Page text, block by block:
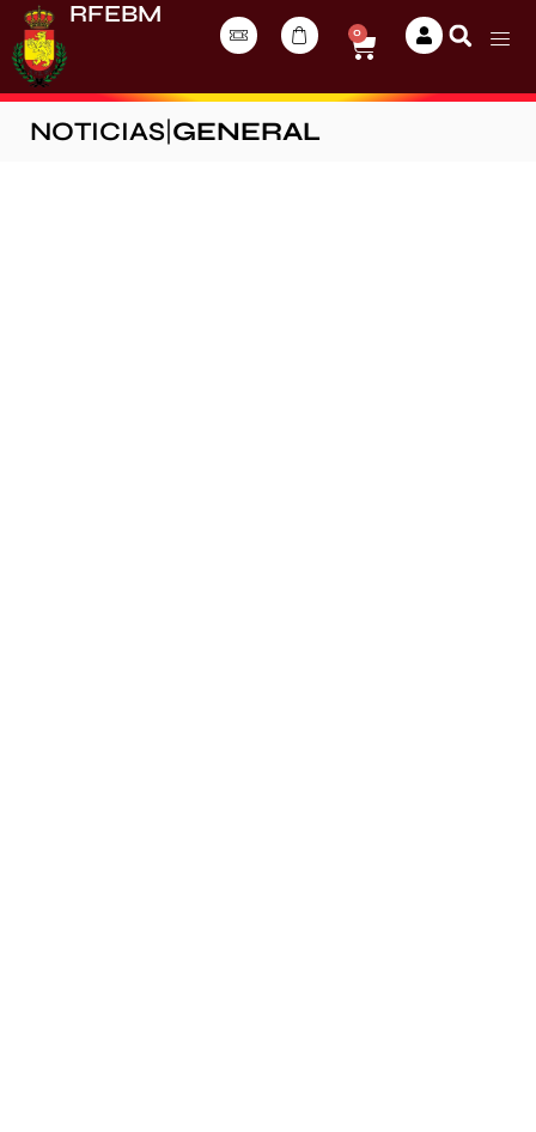
RFEBM
0
NOTICIAS GENERAL